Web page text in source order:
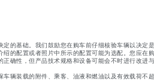
的基础。我们鼓励您在购车前仔细核验车辆以决
的配置或者照片中所示的配置可能为选配。您应
确性，但产品技术规格和设备可能会不时进行改进
辆装载的附件、乘客、油液和燃油以及有效载荷不超